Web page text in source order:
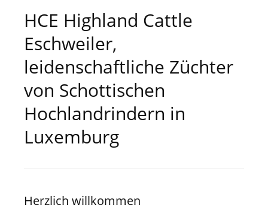
HCE Highland Cattle
Eschweiler,
leidenschaftliche Züchter
von Schottischen
Hochlandrindern in
Luxemburg
Herzlich willkommen